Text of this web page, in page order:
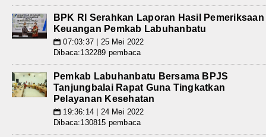
BPK RI Serahkan Laporan Hasil Pemeriksaan
Keuangan Pemkab Labuhanbatu
📅 07:03:37 | 25 Mei 2022
Dibaca:132289 pembaca
Pemkab Labuhanbatu Bersama BPJS
Tanjungbalai Rapat Guna Tingkatkan
Pelayanan Kesehatan
📅 19:36:14 | 24 Mei 2022
Dibaca:130815 pembaca